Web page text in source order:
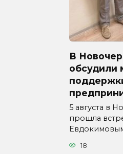
В
обсудили
5 августа в
прошла
18